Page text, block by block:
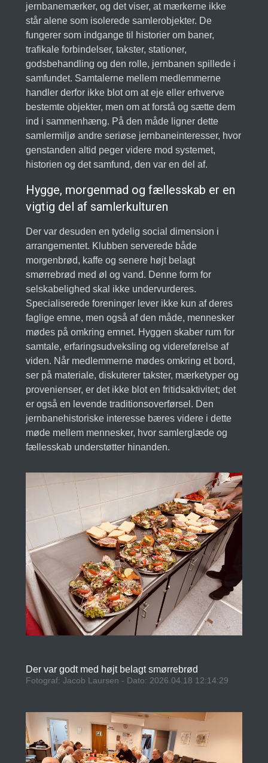
jernbanemærker, og det viser, at mærkerne ikke
står alene som isolerede samlerobjekter. De
fungerer som indgange til historier om baner,
trafikale forbindelser, takster, stationer,
godsbehandling og den rolle, jernbanen spillede i
samfundet. Samtalerne mellem medlemmerne
handler derfor ikke blot om at eje eller erhverve
bestemte objekter, men om at forstå og sætte dem
ind i sammenhæng. På den måde ligner dette
samlermiljø andre seriøse jernbaneinteresser, hvor
genstanden altid peger videre mod systemet,
historien og det samfund, den var en del af.
Hygge, morgenmad og fællesskab er en
vigtig del af samlerkulturen
Der var desuden en tydelig social dimension i
arrangementet. Klubben serverede både
morgenbrød, kaffe og senere højt belagt
smørrebrød med øl og vand. Denne form for
selskabelighed skal ikke undervurderes.
Specialiserede foreninger lever ikke kun af deres
faglige emne, men også af den måde, mennesker
mødes på omkring emnet. Hyggen skaber rum for
samtale, erfaringsudveksling og videreførelse af
viden. Når medlemmerne mødes omkring et bord,
ser på materiale, diskuterer takster, mærketyper og
provenienser, er det ikke blot en fritidsaktivitet; det
er også en levende traditionsoverførsel. Den
jernbanehistoriske interesse bæres videre i dette
møde mellem mennesker, hvor samlerglæde og
fællesskab understøtter hinanden.
Der var godt med højt belagt smørrebrød
Fotograf: Jacob Laursen - Dato: 2026.04.18 12:14:29